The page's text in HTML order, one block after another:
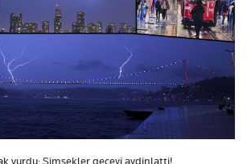
vurdu: Simsekler geceyi aydinlatti!